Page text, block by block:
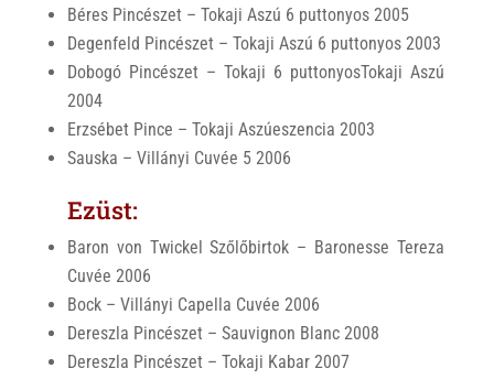
Béres Pincészet – Tokaji Aszú 6 puttonyos 2005
Degenfeld Pincészet – Tokaji Aszú 6 puttonyos 2003
Dobogó Pincészet – Tokaji 6 puttonyosTokaji Aszú
2004
Erzsébet Pince – Tokaji Aszúeszencia 2003
Sauska – Villányi Cuvée 5 2006
Ezüst:
Baron von Twickel Szőlőbirtok – Baronesse Tereza
Cuvée 2006
Bock – Villányi Capella Cuvée 2006
Dereszla Pincészet – Sauvignon Blanc 2008
Dereszla Pincészet – Tokaji Kabar 2007